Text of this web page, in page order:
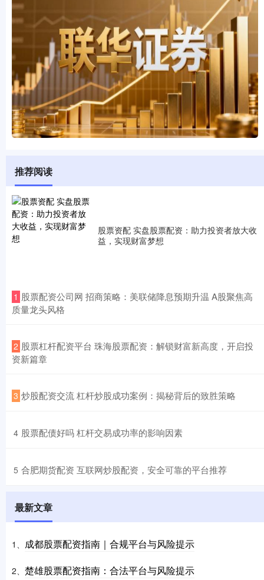
推荐阅读
股票资配 实盘股票配资：助力投资者放大收
益，实现财富梦想
1 ​股票配资公司网 招商策略：美联储降息预期升温 A股聚焦高
质量龙头风格
2 ​股票杠杆配资平台 珠海股票配资：解锁财富新高度，开启投
资新篇章
3 ​炒股配资交流 杠杆炒股成功案例：揭秘背后的致胜策略
4 ​股票配债好吗 杠杆交易成功率的影响因素
5 ​合肥期货配资 互联网炒股配资，安全可靠的平台推荐
最新文章
1、 成都股票配资指南｜合规平台与风险提示
2、 楚雄股票配资指南：合法平台与风险提示